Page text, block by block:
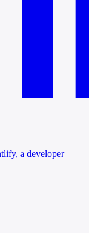
a developer